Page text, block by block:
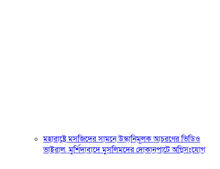
মহারাষ্ট্রে মসজিদের সামনে উস্কানিমূলক আচরণের ভিডিও
ভাইরাল, মুর্শিদাবাদে মুসলিমদের দোকানপাটে অগ্নিসংযোগ